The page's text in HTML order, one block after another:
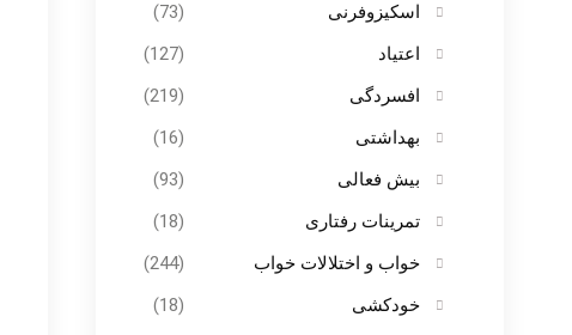
اسکیزوفرنی
(73)
اعتیاد
(127)
افسردگی
(219)
بهداشتی
(16)
بیش فعالی
(93)
تمرینات رفتاری
(18)
خواب و اختلالات خواب
(244)
خودکشی
(18)